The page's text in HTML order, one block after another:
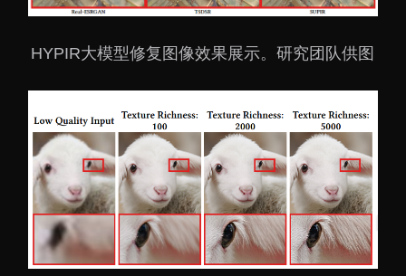
HYPIR大模型修复图像效果展示。研究团队供图